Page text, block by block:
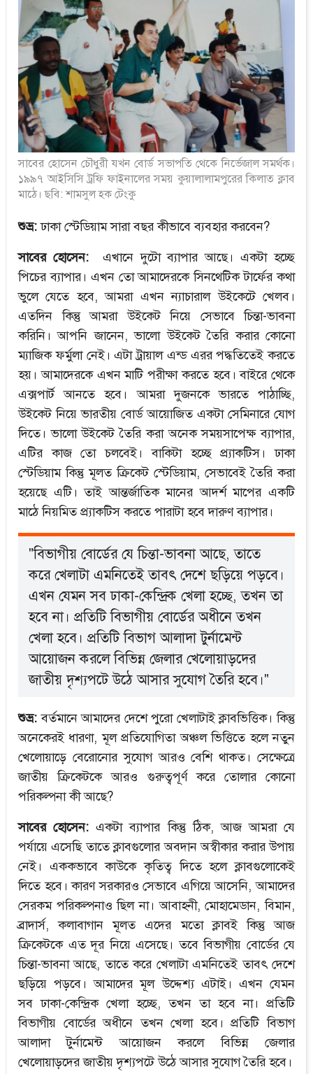
সাবের হোসেন চৌধুরী যখন বোর্ড সভাপতি থেকে নির্ভেজাল সমর্থক।
১৯৯৭ আইসিসি ট্রফি ফাইনালের সময় কুয়ালালামপুরের কিলাত ক্লাব
মাঠে। ছবি: শামসুল হক টেংকু
শুভ্র:ঢাকা স্টেডিয়াম সারা বছর কীভাবে ব্যবহার করবেন?
সাবের হোসেন:
এখানে দুটো ব্যাপার আছে। একটা হচ্ছে
পিচের ব্যাপার। এখন তো আমাদেরকে সিনথেটিক টার্ফের কথা
ভুলে যেতে হবে, আমরা এখন ন্যাচারাল উইকেটে খেলব।
এতদিন কিন্তু আমরা উইকেট নিয়ে সেভাবে চিন্তা-ভাবনা
করিনি। আপনি জানেন, ভালো উইকেট তৈরি করার কোনো
ম্যাজিক ফর্মুলা নেই। এটা ট্রায়াল এন্ড এরর পদ্ধতিতেই করতে
হয়। আমাদেরকে এখন মাটি পরীক্ষা করতে হবে। বাইরে থেকে
এক্সপার্ট আনতে হবে। আমরা দুজনকে ভারতে পাঠাচ্ছি,
উইকেট নিয়ে ভারতীয় বোর্ড আয়োজিত একটা সেমিনারে যোগ
দিতে। ভালো উইকেট তৈরি করা অনেক সময়সাপেক্ষ ব্যাপার,
এটির কাজ তো চলবেই। বাকিটা হচ্ছে প্র্যাকটিস। ঢাকা
স্টেডিয়াম কিন্তু মূলত ক্রিকেট স্টেডিয়াম, সেভাবেই তৈরি করা
হয়েছে এটি। তাই আন্তর্জাতিক মানের আদর্শ মাপের একটি
মাঠে নিয়মিত প্র্যাকটিস করতে পারাটা হবে দারুণ ব্যাপার।
"বিভাগীয় বোর্ডের যে চিন্তা-ভাবনা আছে, তাতে
করে খেলাটা এমনিতেই তাবৎ দেশে ছড়িয়ে পড়বে।
এখন যেমন সব ঢাকা-কেন্দ্রিক খেলা হচ্ছে, তখন তা
হবে না। প্রতিটি বিভাগীয় বোর্ডের অধীনে তখন
খেলা হবে। প্রতিটি বিভাগ আলাদা টুর্নামেন্ট
আয়োজন করলে বিভিন্ন জেলার খেলোয়াড়দের
জাতীয় দৃশ্যপটে উঠে আসার সুযোগ তৈরি হবে।"
শুভ্র:বর্তমানে আমাদের দেশে পুরো খেলাটাই ক্লাবভিত্তিক। কিন্তু
অনেকেরই ধারণা, মূল প্রতিযোগিতা অঞ্চল ভিত্তিতে হলে নতুন
খেলোয়াড়ে বেরোনোর সুযোগ আরও বেশি থাকত। সেক্ষেত্রে
জাতীয় ক্রিকেটকে আরও গুরুত্বপূর্ণ করে তোলার কোনো
পরিকল্পনা কী আছে?
সাবের হোসেন: একটা ব্যাপার কিন্তু ঠিক, আজ আমরা যে
পর্যায়ে এসেছি তাতে ক্লাবগুলোর অবদান অস্বীকার করার উপায়
নেই। এককভাবে কাউকে কৃতিত্ব দিতে হলে ক্লাবগুলোকেই
দিতে হবে। কারণ সরকারও সেভাবে এগিয়ে আসেনি, আমাদের
সেরকম পরিকল্পনাও ছিল না। আবাহনী, মোহামেডান, বিমান,
ব্রাদার্স, কলাবাগান মূলত এদের মতো ক্লাবই কিন্তু আজ
ক্রিকেটকে এত দূর নিয়ে এসেছে। তবে বিভাগীয় বোর্ডের যে
চিন্তা-ভাবনা আছে, তাতে করে খেলাটা এমনিতেই তাবৎ দেশে
ছড়িয়ে পড়বে। আমাদের মূল উদ্দেশ্য এটাই। এখন যেমন
সব ঢাকা-কেন্দ্রিক খেলা হচ্ছে, তখন তা হবে না। প্রতিটি
বিভাগীয় বোর্ডের অধীনে তখন খেলা হবে। প্রতিটি বিভাগ
আলাদা টুর্নামেন্ট আয়োজন করলে বিভিন্ন জেলার
খেলোয়াড়দের জাতীয় দৃশ্যপটে উঠে আসার সুযোগ তৈরি হবে।